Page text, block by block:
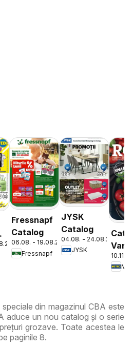
Fressnapf
Catalog
06.08. - 19.08.2026
Fressnapf
JYSK
Catalog
04.08. - 24.08.2026
JYSK
de
10.11.
din magazinul CBA este
aduce un nou catalog și o serie
grozave. Toate acestea le
paginile 8.